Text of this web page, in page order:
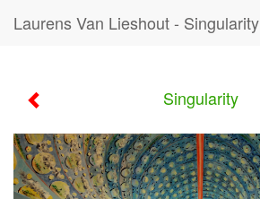
Laurens Van Lieshout - Singularity
Singularity